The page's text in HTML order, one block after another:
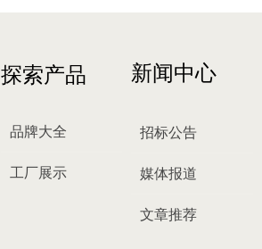
探索产品
品牌大全
工厂展示
招标公告
媒体报道
文章推荐
新闻中心